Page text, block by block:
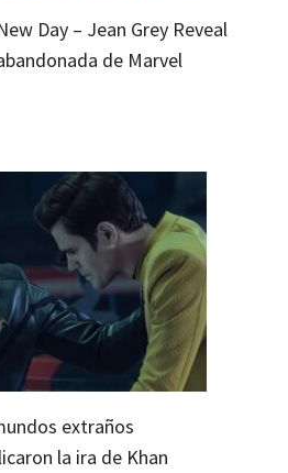
Day – Jean Grey Reveal
de Marvel
extraños
la ira de Khan